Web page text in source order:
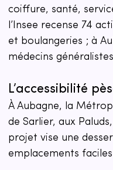
coiffure, santé,
l’Insee recense 74
et boulangeries ; à
médecins
L’accessibilité
À Aubagne, la
de Sarlier, aux
projet vise une
emplacements faciles